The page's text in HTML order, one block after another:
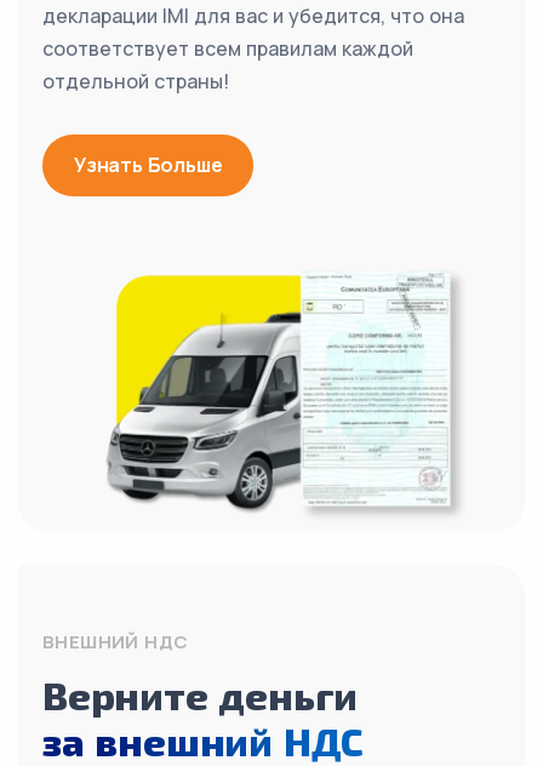
декларации IMI для вас и убедится, что она
соответствует всем правилам каждой
отдельной страны!
Узнать Больше
ВНЕШНИЙ НДС
Верните деньги
за внешний НДС